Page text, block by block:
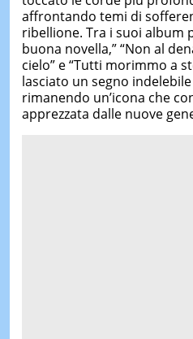
affrontando temi di
ribellione. Tra i suoi album
buona novella,” “Non al
cielo” e “Tutti morimmo a
lasciato un segno
rimanendo un’icona che
apprezzata dalle nuove